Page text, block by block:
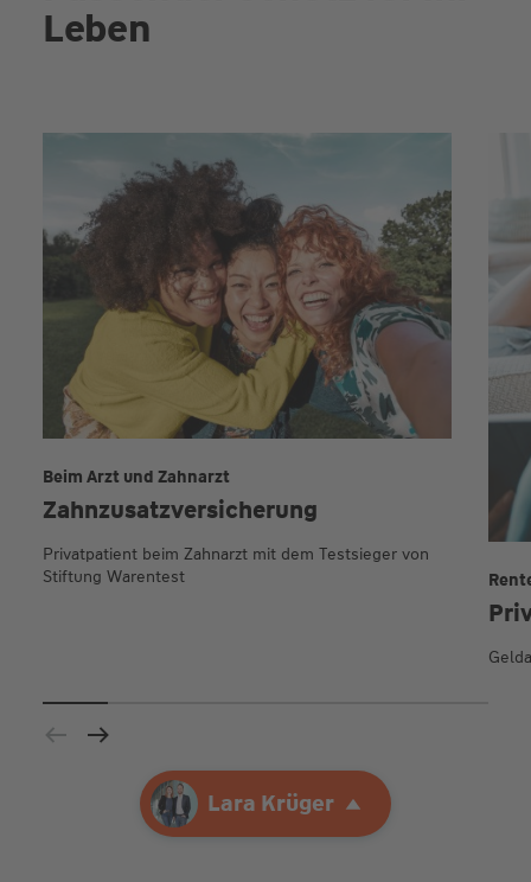
Ihre AgenturLara Krüger
Lara Krüger
Leben
Zahnzusatz­versicherung
Beim Arzt und Zahnarzt
Privatpatient beim Zahnarzt mit dem Testsieger von
Stiftung Warentest